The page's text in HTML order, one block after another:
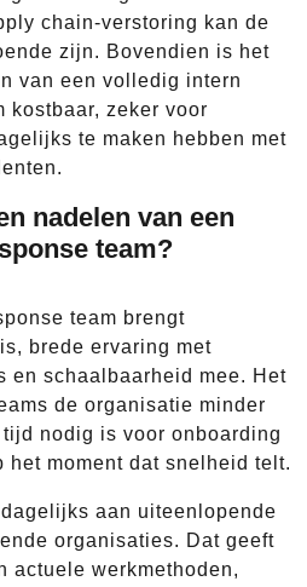
chain-verstoring kan de
zijn. Bovendien is het
van een volledig intern
kostbaar, zeker voor
te maken hebben met
nadelen van een
team?
team brengt
brede ervaring met
en schaalbaarheid mee. Het
de organisatie minder
nodig is voor onboarding
het moment dat snelheid telt.
aan uiteenlopende
organisaties. Dat geeft
actuele werkmethoden,